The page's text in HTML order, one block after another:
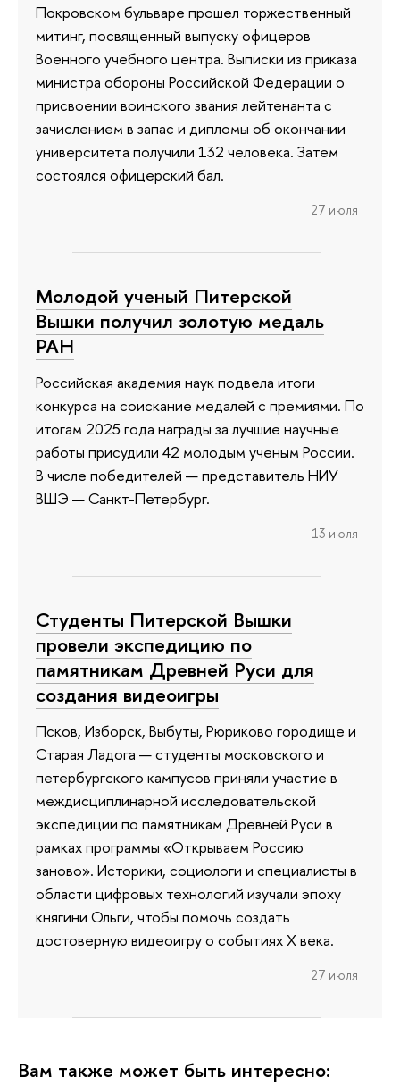
Покровском бульваре прошел торжественный
митинг, посвященный выпуску офицеров
Военного учебного центра. Выписки из приказа
министра обороны Российской Федерации о
присвоении воинского звания лейтенанта с
зачислением в запас и дипломы об окончании
университета получили 132 человека. Затем
состоялся офицерский бал.
27 июля
Молодой ученый Питерской
Вышки получил золотую медаль
РАН
Российская академия наук подвела итоги
конкурса на соискание медалей с премиями. По
итогам 2025 года награды за лучшие научные
работы присудили 42 молодым ученым России.
В числе победителей — представитель НИУ
ВШЭ — Санкт-Петербург.
13 июля
Студенты Питерской Вышки
провели экспедицию по
памятникам Древней Руси для
создания видеоигры
Псков, Изборск, Выбуты, Рюриково городище и
Старая Ладога — студенты московского и
петербургского кампусов приняли участие в
междисциплинарной исследовательской
экспедиции по памятникам Древней Руси в
рамках программы «Открываем Россию
заново». Историки, социологи и специалисты в
области цифровых технологий изучали эпоху
княгини Ольги, чтобы помочь создать
достоверную видеоигру о событиях X века.
27 июля
Вам также может быть интересно: